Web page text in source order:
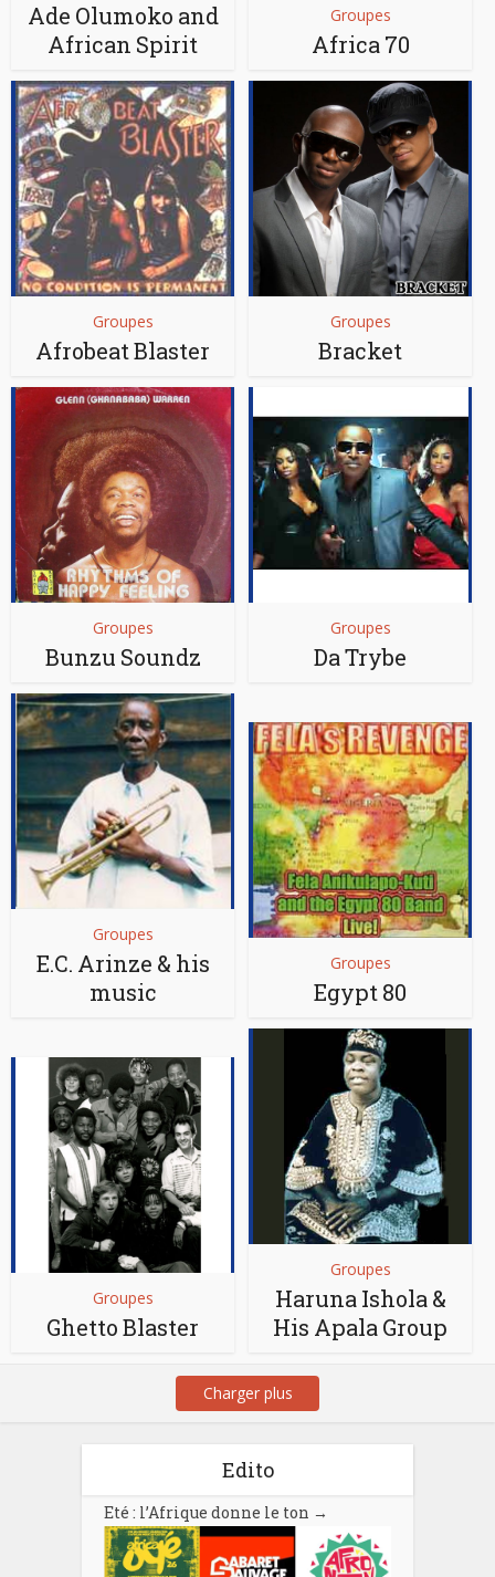
Ade Olumoko and
African Spirit
Groupes
Africa 70
Groupes
Afrobeat Blaster
Groupes
Bracket
Groupes
Bunzu Soundz
Groupes
Da Trybe
Groupes
E.C. Arinze & his
music
Groupes
Egypt 80
Groupes
Ghetto Blaster
Groupes
Haruna Ishola &
His Apala Group
Charger plus
Edito
Eté : l’Afrique donne le ton →